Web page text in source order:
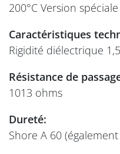
200°C Version
Caractéristiques
Rigidité diélectrique
Résistance de
1013 ohms
Dureté:
Shore A 60